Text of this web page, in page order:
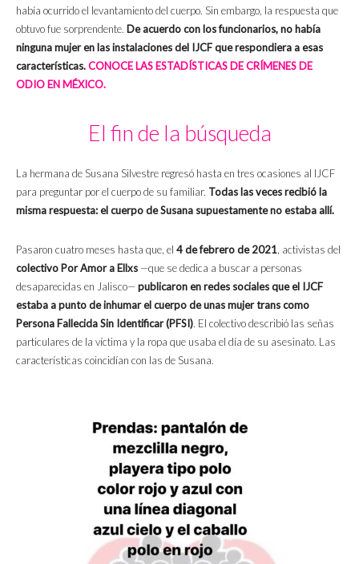
había ocurrido el levantamiento del cuerpo. Sin embargo, la respuesta que
obtuvo fue sorprendente. De acuerdo con los funcionarios, no había
ninguna mujer en las instalaciones del IJCF que respondiera a esas
características.CONOCE LAS ESTADÍSTICAS DE CRÍMENES DE
ODIO EN MÉXICO.
El fin de la búsqueda
La hermana de Susana Silvestre regresó hasta en tres ocasiones al IJCF
para preguntar por el cuerpo de su familiar. Todas las veces recibió la
misma respuesta: el cuerpo de Susana supuestamente no estaba allí.
Pasaron cuatro meses hasta que, el 4 de febrero de 2021, activistas del
colectivo Por Amor a Ellxs —que se dedica a buscar a personas
desaparecidas en Jalisco—publicaron en redes sociales que el IJCF
estaba a punto de inhumar el cuerpo de unas mujer trans como
Persona Fallecida Sin Identificar (PFSI). El colectivo describió las señas
particulares de la víctima y la ropa que usaba el día de su asesinato. Las
características coincidían con las de Susana.